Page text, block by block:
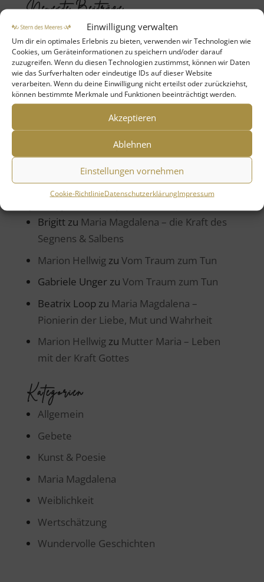
Einwilligung verwalten
Um dir ein optimales Erlebnis zu bieten, verwenden wir Technologien wie
Cookies, um Geräteinformationen zu speichern und/oder darauf
zuzugreifen. Wenn du diesen Technologien zustimmst, können wir Daten
wie das Surfverhalten oder eindeutige IDs auf dieser Website
verarbeiten. Wenn du deine Einwilligung nicht erteilst oder zurückziehst,
können bestimmte Merkmale und Funktionen beeinträchtigt werden.
Akzeptieren
Ablehnen
Einstellungen vornehmen
Cookie-RichtlinieDatenschutzerklärungImpressum
Neueste Beiträge
Maria Magdalena – die Kraft des Segnens &
Salbens
Salbung, Liebe und Auferstehung – das
verborgene Ostergeheimnis
Segensmeditation der Liebe – öffne dein
Herz für den Fluss der Liebe
Superpower Thought Wertschätzung
Tanz der Ahnen – Heilung in Leichtigkeit
Neueste Kommentare
Brigittzu Maria Magdalena – die Kraft des
Segnens & Salbens
Marion Hellwigzu Vom Traum zum Tun
Gabriele Ungerzu Vom Traum zum Tun
Beatrix Loopzu Maria Magdalena –
Pionierin der Liebe, Mut und Wahrheit
Marion Hellwigzu Mutter Maria – Leben
mit der Kraft Gottes
Kategorien
Allgemein
Gebete
Kunst & Poesie
Maria Magdalena
Weiblichkeit
Wertschätzung
Wundervolle Geschichten